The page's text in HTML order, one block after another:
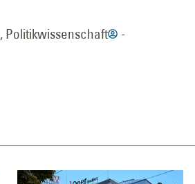
, Politikwissenschaft -